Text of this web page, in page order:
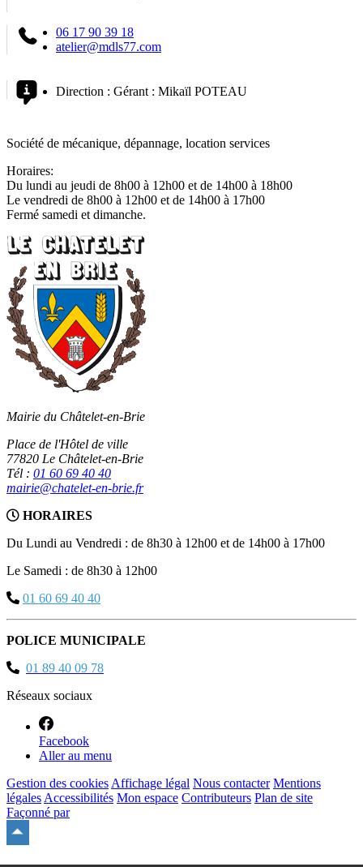
06 17 90 39 18
atelier@mdls77.com
Direction : Gérant : Mikaïl POTEAU
Société de mécanique, dépannage, location services
Horaires:
Du lundi au jeudi de 8h00 à 12h00 et de 14h00 à 18h00
Le vendredi de 8h00 à 12h00 et de 14h00 à 17h00
Fermé samedi et dimanche.
Mairie du Châtelet-en-Brie
Place de l'Hôtel de ville
77820 Le Châtelet-en-Brie
Tél : 01 60 69 40 40
mairie@chatelet-en-brie.fr
HORAIRES
Du Lundi au Vendredi : de 8h30 à 12h00 et de 14h00 à 17h00
Le Samedi : de 8h30 à 12h00
01 60 69 40 40
POLICE MUNICIPALE
01 89 40 09 78
Réseaux sociaux
Facebook
Aller au menu
Gestion des cookies Affichage légal Nous contacter Mentions
légales Accessibilités Mon espace Contributeurs Plan de site
Façonné par